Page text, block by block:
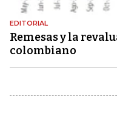
EDITORIAL
Remesas y la
colombiano